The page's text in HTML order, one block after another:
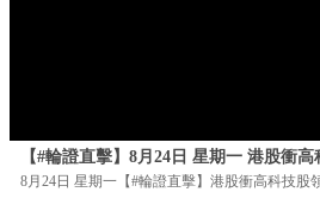
【#輪證直擊】8月24日 星期一 港股衝
8月24日 星期一【#輪證直擊】港股衝高科技股